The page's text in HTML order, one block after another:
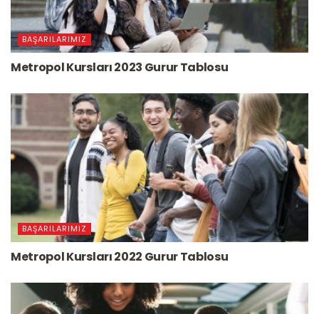
BAŞARILARIMIZ
Metropol Kursları 2023 Gurur Tablosu
BAŞARILARIMIZ
Metropol Kursları 2022 Gurur Tablosu